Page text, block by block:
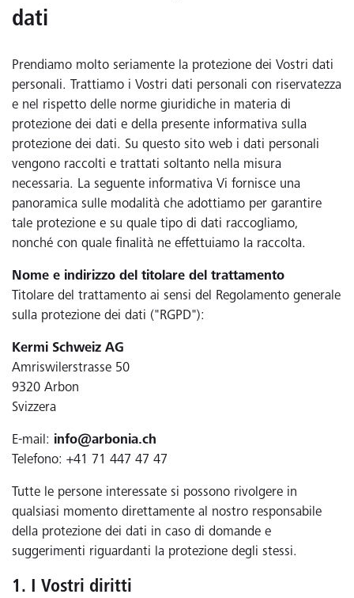
dati
Prendiamo molto seriamente la protezione dei Vostri dati
personali. Trattiamo i Vostri dati personali con riservatezza
e nel rispetto delle norme giuridiche in materia di
protezione dei dati e della presente informativa sulla
protezione dei dati. Su questo sito web i dati personali
vengono raccolti e trattati soltanto nella misura
necessaria. La seguente informativa Vi fornisce una
panoramica sulle modalità che adottiamo per garantire
tale protezione e su quale tipo di dati raccogliamo,
nonché con quale finalità ne effettuiamo la raccolta.
Nome e indirizzo del titolare del trattamento
Titolare del trattamento ai sensi del Regolamento generale
sulla protezione dei dati ("RGPD"):
Kermi Schweiz AG
Amriswilerstrasse 50
9320 Arbon
Svizzera
E-mail: info@arbonia.ch
Telefono: +41 71 447 47 47
Tutte le persone interessate si possono rivolgere in
qualsiasi momento direttamente al nostro responsabile
della protezione dei dati in caso di domande e
suggerimenti riguardanti la protezione degli stessi.
1. I Vostri diritti